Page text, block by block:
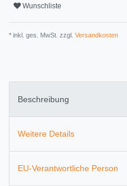
Wunschliste
* inkl. ges. MwSt. zzgl. Versandkosten
Beschreibung
Weitere Details
EU-Verantwortliche Person